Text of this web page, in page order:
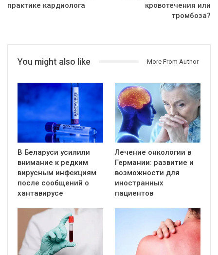
практике кардиолога
кровотечения или
тромбоза?
You might also like More From Author
В Беларуси усилили
внимание к редким
вирусным инфекциям
после сообщений о
хантавирусе
Лечение онкологии в
Германии: развитие и
возможности для
иностранных
пациентов